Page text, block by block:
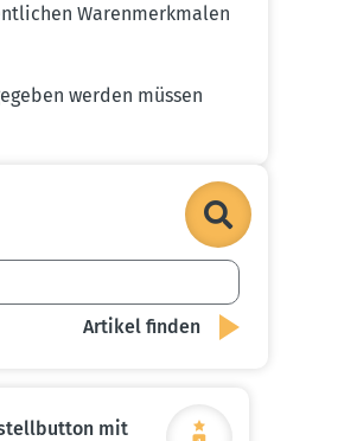
Waren­merk­malen
werden müssen
mit